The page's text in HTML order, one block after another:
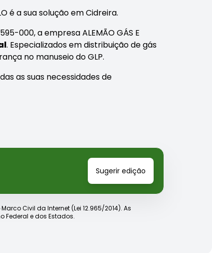
é a sua solução em Cidreira.
000, a empresa ALEMÃO GÁS E
. Especializados em distribuição de gás
no manuseio do GLP.
as suas necessidades de
Sugerir edição
Civil da Internet (Lei 12.965/2014). As
e dos Estados.